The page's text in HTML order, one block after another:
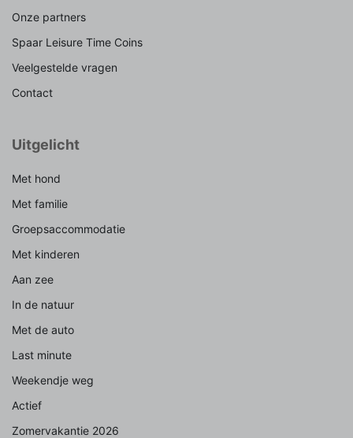
Onze partners
Spaar Leisure Time Coins
Veelgestelde vragen
Contact
Uitgelicht
Met hond
Met familie
Groepsaccommodatie
Met kinderen
Aan zee
In de natuur
Met de auto
Last minute
Weekendje weg
Actief
Zomervakantie 2026